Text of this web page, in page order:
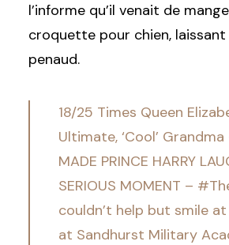
l’informe qu’il venait de
croquette pour chien,
penaud.
18/25 Times Queen
Ultimate, ‘Cool’ Grandma
MADE PRINCE HARRY
SERIOUS MOMENT –
couldn’t help but smile at
at Sandhurst Military